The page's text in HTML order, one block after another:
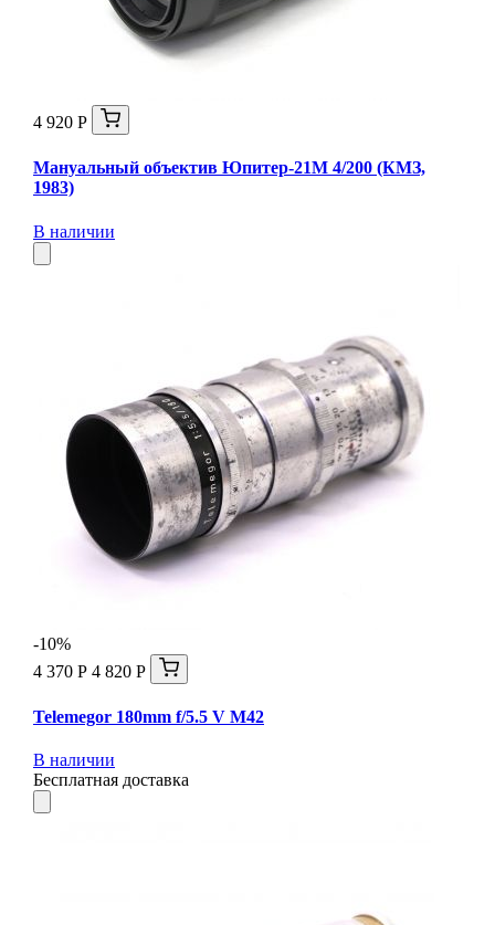
4 920 Р
Мануальный объектив Юпитер-21М 4/200 (КМЗ,
1983)
В наличии
-10%
4 370 Р 4 820 Р
Telemegor 180mm f/5.5 V M42
В наличии
Бесплатная доставка